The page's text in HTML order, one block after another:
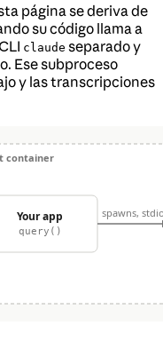
página se deriva de
su código llama a
claude separado y
Ese subproceso
y las transcripciones